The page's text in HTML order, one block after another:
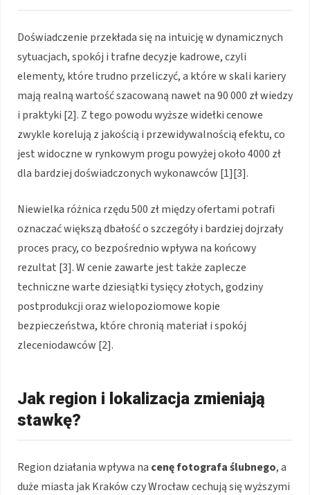
Doświadczenie przekłada się na intuicję w dynamicznych
sytuacjach, spokój i trafne decyzje kadrowe, czyli
elementy, które trudno przeliczyć, a które w skali kariery
mają realną wartość szacowaną nawet na 90 000 zł wiedzy
i praktyki [2]. Z tego powodu wyższe widełki cenowe
zwykle korelują z jakością i przewidywalnością efektu, co
jest widoczne w rynkowym progu powyżej około 4000 zł
dla bardziej doświadczonych wykonawców [1][3].
Niewielka różnica rzędu 500 zł między ofertami potrafi
oznaczać większą dbałość o szczegóły i bardziej dojrzały
proces pracy, co bezpośrednio wpływa na końcowy
rezultat [3]. W cenie zawarte jest także zaplecze
techniczne warte dziesiątki tysięcy złotych, godziny
postprodukcji oraz wielopoziomowe kopie
bezpieczeństwa, które chronią materiał i spokój
zleceniodawców [2].
Jak region i lokalizacja zmieniają
stawkę?
Region działania wpływa na cenę fotografa ślubnego, a
duże miasta jak Kraków czy Wrocław cechują się wyższymi